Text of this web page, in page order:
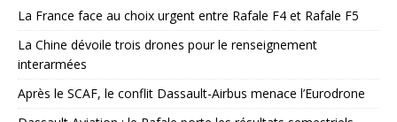
La France face au choix urgent entre Rafale F4 et Rafale F5
La Chine dévoile trois drones pour le renseignement
interarmées
Après le SCAF, le conflit Dassault-Airbus menace l’Eurodrone